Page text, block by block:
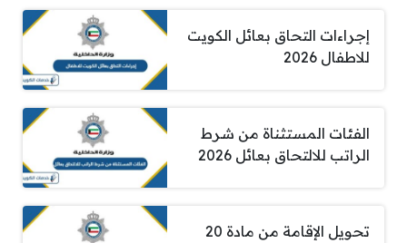
إجراءات التحاق بعائل الكويت
للاطفال 2026
الفئات المستثناة من شرط
الراتب للالتحاق بعائل 2026
تحويل الإقامة من مادة 20